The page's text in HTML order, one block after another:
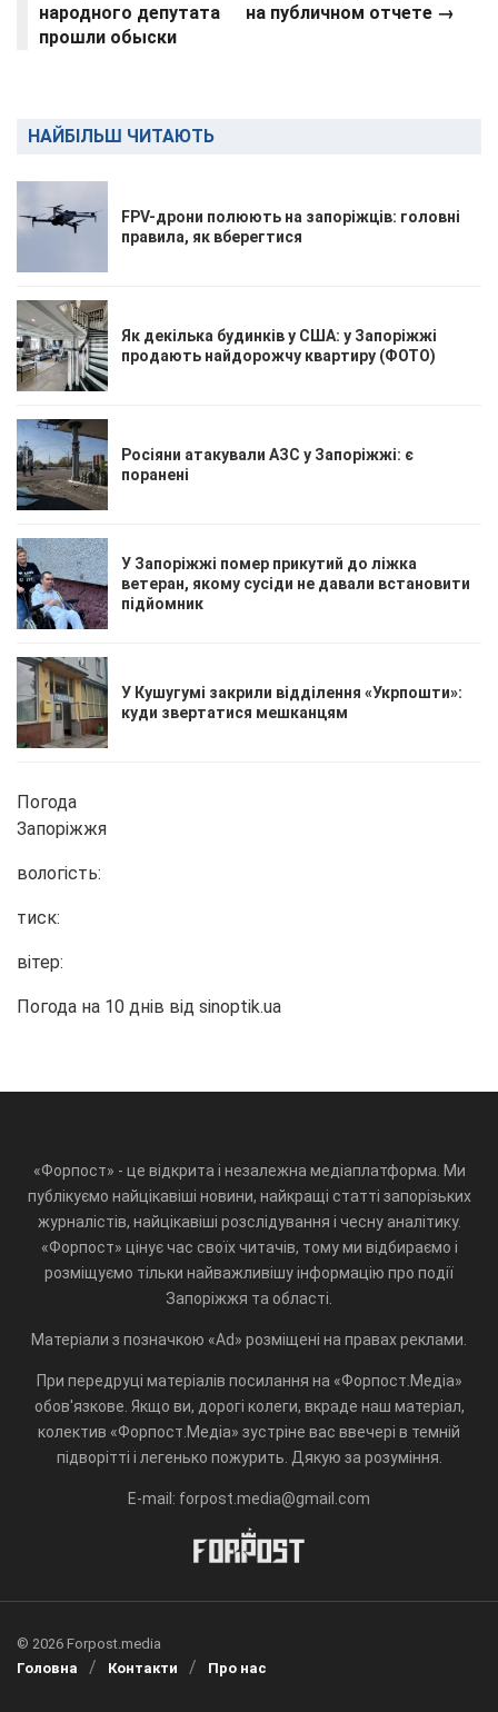
народного депутата
прошли обыски
на публичном отчете →
НАЙБІЛЬШ ЧИТАЮТЬ
FPV-дрони полюють на запоріжців: головні
правила, як вберегтися
Як декілька будинків у США: у Запоріжжі
продають найдорожчу квартиру (ФОТО)
Росіяни атакували АЗС у Запоріжжі: є
поранені
У Запоріжжі помер прикутий до ліжка
ветеран, якому сусіди не давали встановити
підйомник
У Кушугумі закрили відділення «Укрпошти»:
куди звертатися мешканцям
Погода
Запоріжжя
вологість:
тиск:
вітер:
Погода на 10 днів від sinoptik.ua
«Форпост» - це відкрита і незалежна медіаплатформа. Ми
публікуємо найцікавіші новини, найкращі статті запорізьких
журналістів, найцікавіші розслідування і чесну аналітику.
«Форпост» цінує час своїх читачів, тому ми відбираємо і
розміщуємо тільки найважливішу інформацію про події
Запоріжжя та області.
Матеріали з позначкою «Ad» розміщені на правах реклами.
При передруці матеріалів посилання на «Форпост.Медіа»
обов'язкове. Якщо ви, дорогі колеги, вкраде наш матеріал,
колектив «Форпост.Медіа» зустріне вас ввечері в темній
підворітті і легенько пожурить. Дякую за розуміння.
E-mail: forpost.media@gmail.com
© 2026 Forpost.media
Головна
Контакти Про нас